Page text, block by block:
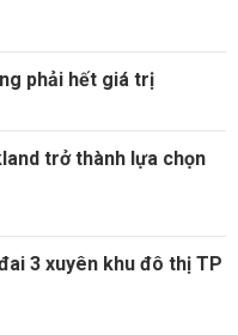
phải hết giá trị
trở thành lựa chọn
3 xuyên khu đô thị TP